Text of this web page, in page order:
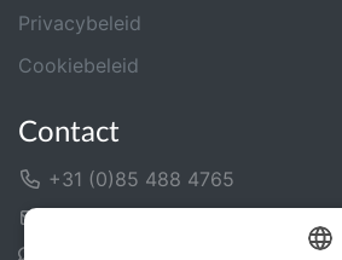
Privacybeleid
Cookiebeleid
Contact
+31 (0)85 488 4765